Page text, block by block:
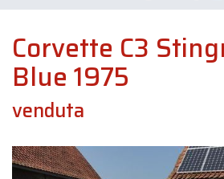
Corvette C3
Blue 1975
venduta